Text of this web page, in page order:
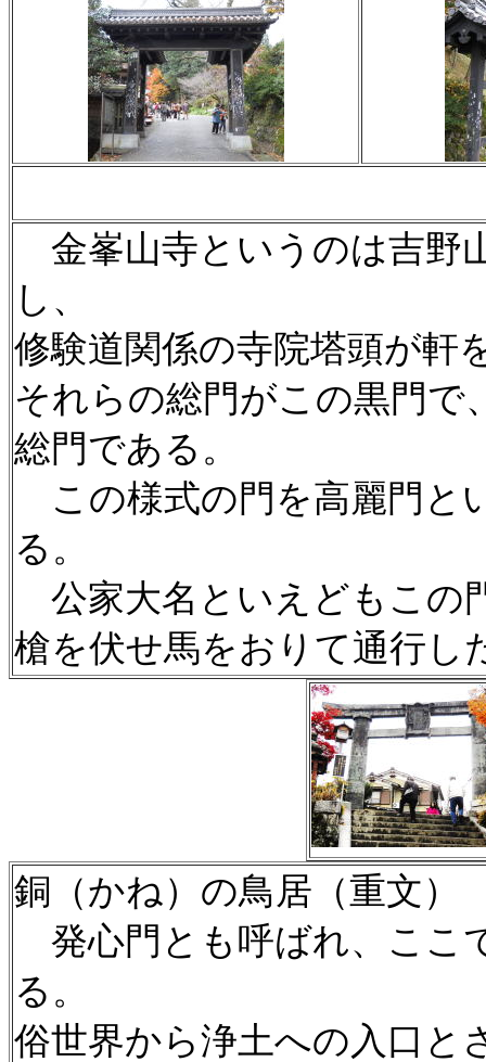
金峯山寺というのは吉野
し、
修験道関係の寺院塔頭が軒
それらの総門がこの黒門で
総門である。
この様式の門を高麗門と
る。
公家大名といえどもこの
槍を伏せ馬をおりて通行し
銅（かね）の鳥居（重文）
発心門とも呼ばれ、ここ
る。
俗世界から浄土への入口と